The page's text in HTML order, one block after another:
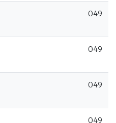
049
049
049
049